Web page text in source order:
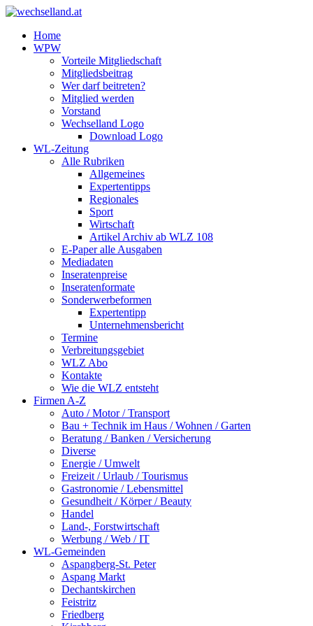
Home
WPW
Vorteile Mitgliedschaft
Mitgliedsbeitrag
Wer darf beitreten?
Mitglied werden
Vorstand
Wechselland Logo
Download Logo
WL-Zeitung
Alle Rubriken
Allgemeines
Expertentipps
Regionales
Sport
Wirtschaft
Artikel Archiv ab WLZ 108
E-Paper alle Ausgaben
Mediadaten
Inseratenpreise
Inseratenformate
Sonderwerbeformen
Expertentipp
Unternehmensbericht
Termine
Verbreitungsgebiet
WLZ Abo
Kontakte
Wie die WLZ entsteht
Firmen A-Z
Auto / Motor / Transport
Bau + Technik im Haus / Wohnen / Garten
Beratung / Banken / Versicherung
Diverse
Energie / Umwelt
Freizeit / Urlaub / Tourismus
Gastronomie / Lebensmittel
Gesundheit / Körper / Beauty
Handel
Land-, Forstwirtschaft
Werbung / Web / IT
WL-Gemeinden
Aspangberg-St. Peter
Aspang Markt
Dechantskirchen
Feistritz
Friedberg